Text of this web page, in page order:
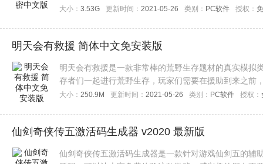
的模拟经营类游戏的玩家们赶快来下载体验吧！
大小： 3.53G 更新时间： 2021-05-26 类别： PC软件 授权：
明天会有救援 简体中文免安装版
明天会有救援是一款非常棒的荒野生存题材的真实模拟
存者们一起进行荒野生存，玩家们需要在援助到来之前
来，建立和扩大自己的营地，喜欢模拟生存类游戏的玩
大小： 250.9M 更新时间： 2021-05-26 类别： PC软件 授权：
仙剑奇侠传五激活码生成器 v2020 最新版
仙剑奇侠传五激活码生成器是一款针对游戏仙剑五的辅